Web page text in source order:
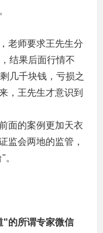
师要求王先生分
结果后面行情不
几千块钱，亏损之
，王先生才意识到
的案例更加天衣
监会两地的监管，
的所谓专家微信